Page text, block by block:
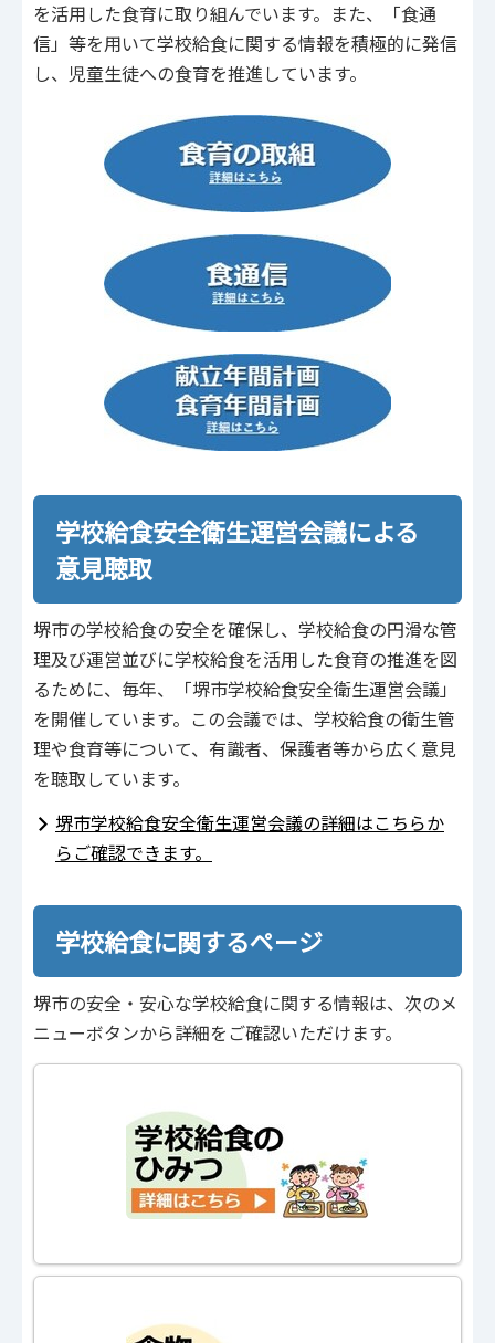
を活用した食育に取り組んでいます。また、「食通
信」等を用いて学校給食に関する情報を積極的に発信
し、児童生徒への食育を推進しています。
学校給食安全衛生運営会議による
意見聴取
堺市の学校給食の安全を確保し、学校給食の円滑な管
理及び運営並びに学校給食を活用した食育の推進を図
るために、毎年、「堺市学校給食安全衛生運営会議」
を開催しています。この会議では、学校給食の衛生管
理や食育等について、有識者、保護者等から広く意見
を聴取しています。
堺市学校給食安全衛生運営会議の詳細はこちらか
らご確認できます。
学校給食に関するページ
堺市の安全・安心な学校給食に関する情報は、次のメ
ニューボタンから詳細をご確認いただけます。